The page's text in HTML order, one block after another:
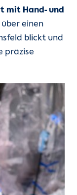
mit Hand- und
einen
blickt und
präzise